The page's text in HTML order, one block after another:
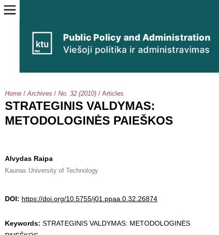
Home / Archives / No. 32 (2010) / Articles
STRATEGINIS VALDYMAS:
METODOLOGINĖS PAIEŠKOS
Alvydas Raipa
Kaunas University of Technology
DOI: https://doi.org/10.5755/j01.ppaa.0.32.26874
Keywords: STRATEGINIS VALDYMAS: METODOLOGINĖS